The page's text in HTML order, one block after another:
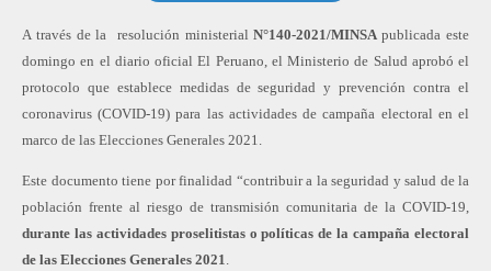
en
FacebookLinkedinTwitter
A través de la resolución ministerialN°140-2021/MINSApublicada este
domingo en el diario oficial El Peruano, el Ministerio de Salud aprobó el
protocolo que establece medidas de seguridad y prevención contra el
coronavirus (COVID-19) para las actividades de campaña electoral en el
marco de las Elecciones Generales 2021.
Este documento tiene por finalidad “contribuir a la seguridad y salud de la
población frente al riesgo de transmisión comunitaria de la COVID-19,
durante las actividades proselitistas o políticas de la campaña electoral
de las Elecciones Generales 2021